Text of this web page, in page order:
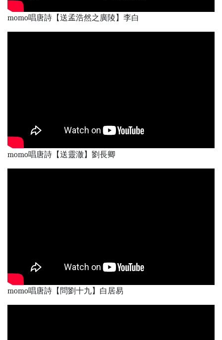
momo唱唐詩【送孟浩然之廣陵】李白
momo唱唐詩【送靈澈】劉長卿
momo唱唐詩【問劉十九】白居易